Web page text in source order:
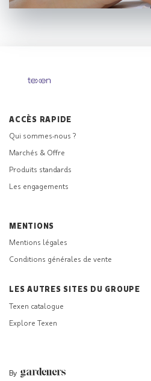
ACCÈS RAPIDE
Qui sommes-nous ?
Marchés & Offre
Produits standards
Les engagements
MENTIONS
Mentions légales
Conditions générales de vente
LES AUTRES SITES DU GROUPE
Texen catalogue
Explore Texen
By